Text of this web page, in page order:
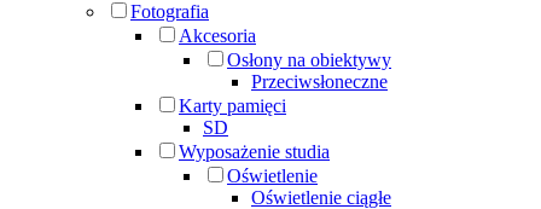
Fotografia
Akcesoria
Osłony na obiektywy
Przeciwsłoneczne
Karty pamięci
SD
Wyposażenie studia
Oświetlenie
Oświetlenie ciągłe